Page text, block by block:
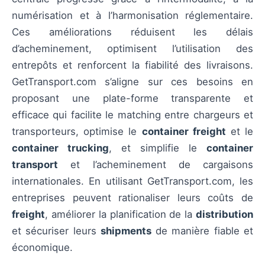
numérisation et à l’harmonisation réglementaire.
Ces améliorations réduisent les délais
d’acheminement, optimisent l’utilisation des
entrepôts et renforcent la fiabilité des livraisons.
GetTransport.com s’aligne sur ces besoins en
proposant une plate-forme transparente et
efficace qui facilite le matching entre chargeurs et
transporteurs, optimise le container freight et le
container trucking, et simplifie le container
transport et l’acheminement de cargaisons
internationales. En utilisant GetTransport.com, les
entreprises peuvent rationaliser leurs coûts de
freight, améliorer la planification de la distribution
et sécuriser leurs shipmentsde manière fiable et
économique.